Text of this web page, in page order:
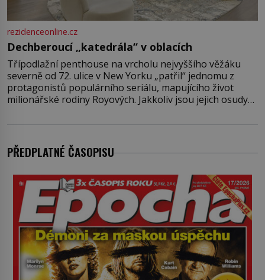
rezidenceonline.cz
Dechberoucí „katedrála“ v oblacích
Třípodlažní penthouse na vrcholu nejvyššího věžáku
severně od 72. ulice v New Yorku „patřil“ jednomu z
protagonistů populárního seriálu, mapujícího život
milionářské rodiny Royových. Jakkoliv jsou jejich osudy
jenom jednou z nemovitostí
PŘEDPLATNÉ ČASOPISU